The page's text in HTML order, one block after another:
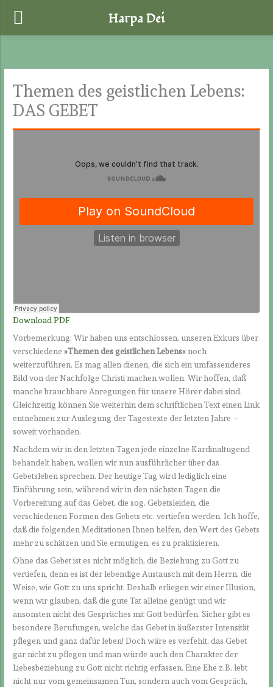
springen
Themen des geistlichen Lebens:
DAS GEBET
Download PDF
Vorbemerkung: Wir haben uns entschlossen, unseren Exkurs über
verschiedene»Themen des geistlichen Lebens«noch
weiterzuführen. Es mag allen dienen, die sich ein umfassenderes
Bild von der Nachfolge Christi machen wollen. Wir hoffen, daß
manche brauchbare Anregungen für unsere Hörer dabei sind.
Gleichzeitig können Sie weiterhin dem schriftlichen Text einen Link
entnehmen zur Auslegung der Tagestexte der letzten Jahre –
soweit vorhanden.
Nachdem wir in den letzten Tagen jede einzelne Kardinaltugend
behandelt haben, wollen wir nun ausführlicher über das
Gebetsleben sprechen. Der heutige Tag wird lediglich eine
Einführung sein, während wir in den nächsten Tagen die
Vorbereitung auf das Gebet, die sog. Gebetsleiden, die
verschiedenen Formen des Gebets etc. vertiefen werden. Ich hoffe,
daß die folgenden Meditationen Ihnen helfen, den Wert des Gebets
mehr zu schätzen und Sie ermutigen, es zu praktizieren.
Ohne das Gebet ist es nicht möglich, die Beziehung zu Gott zu
vertiefen, denn es ist der lebendige Austausch mit dem Herrn, die
Weise, wie Gott zu uns spricht. Deshalb erliegen wir einer Illusion,
wenn wir glauben, daß die gute Tat alleine genügt und wir
ansonsten nicht des Gespräches mit Gott bedürfen. Sicher gibt es
besondere Berufungen, welche das Gebet in äußerster Intensität
pflegen und ganz dafür leben! Doch wäre es verfehlt, das Gebet
gar nicht zu pflegen und man würde auch den Charakter der
Liebesbeziehung zu Gott nicht richtig erfassen. Eine Ehe z.B. lebt
nicht nur vom gemeinsamen Tun, sondern auch vom Gespräch,
Harpa Dei